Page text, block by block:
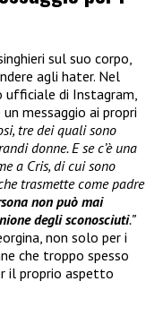
sul suo corpo,
agli hater. Nel
di Instagram,
messaggio ai propri
tre dei quali sono
donne. E se c’è una
a Cris, di cui sono
trasmette come padre
non può mai
degli sconosciuti.”
non solo per i
che troppo spesso
il proprio aspetto